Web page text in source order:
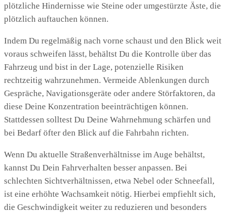
plötzliche Hindernisse wie Steine oder umgestürzte Äste, die
plötzlich auftauchen können.
Indem Du regelmäßig nach vorne schaust und den Blick weit
voraus schweifen lässt, behältst Du die Kontrolle über das
Fahrzeug und bist in der Lage, potenzielle Risiken
rechtzeitig wahrzunehmen. Vermeide Ablenkungen durch
Gespräche, Navigationsgeräte oder andere Störfaktoren, da
diese Deine Konzentration beeinträchtigen können.
Stattdessen solltest Du Deine Wahrnehmung schärfen und
bei Bedarf öfter den Blick auf die Fahrbahn richten.
Wenn Du aktuelle Straßenverhältnisse im Auge behältst,
kannst Du Dein Fahrverhalten besser anpassen. Bei
schlechten Sichtverhältnissen, etwa Nebel oder Schneefall,
ist eine erhöhte Wachsamkeit nötig. Hierbei empfiehlt sich,
die Geschwindigkeit weiter zu reduzieren und besonders